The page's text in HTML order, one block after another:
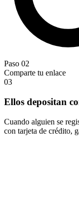
Paso 02
Comparte tu enlace
03
Ellos depositan
Cuando alguien se
con tarjeta de crédito,